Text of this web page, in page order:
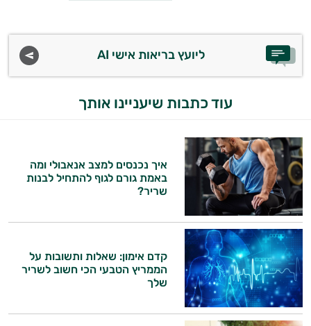
ליועץ בריאות אישי AI
עוד כתבות שיעניינו אותך
איך נכנסים למצב אנאבולי ומה
באמת גורם לגוף להתחיל לבנות
שריר?
קדם אימון: שאלות ותשובות על
הממריץ הטבעי הכי חשוב לשריר
שלך
היי,
אני יועץ הבריאות האישי AI של טבע בריא.